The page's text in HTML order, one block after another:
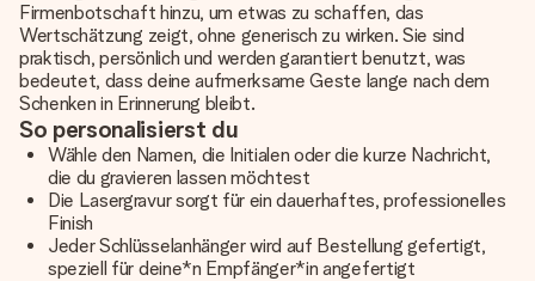
Firmenbotschaft hinzu, um etwas zu schaffen, das
Wertschätzung zeigt, ohne generisch zu wirken. Sie sind
praktisch, persönlich und werden garantiert benutzt, was
bedeutet, dass deine aufmerksame Geste lange nach dem
Schenken in Erinnerung bleibt.
So personalisierst du
Wähle den Namen, die Initialen oder die kurze Nachricht,
die du gravieren lassen möchtest
Die Lasergravur sorgt für ein dauerhaftes, professionelles
Finish
Jeder Schlüsselanhänger wird auf Bestellung gefertigt,
speziell für deine*n Empfänger*in angefertigt